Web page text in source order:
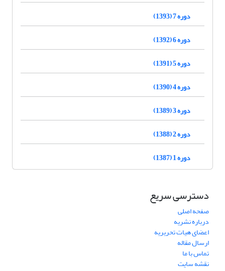
دوره 7 (1393)
دوره 6 (1392)
دوره 5 (1391)
دوره 4 (1390)
دوره 3 (1389)
دوره 2 (1388)
دوره 1 (1387)
دسترسی سریع
صفحه اصلی
درباره نشریه
اعضای هیات تحریریه
ارسال مقاله
تماس با ما
نقشه سایت